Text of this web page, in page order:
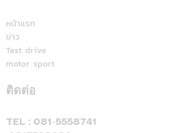
Cup™ 2026 พร้อมดีลแรง
จองและรับรถภายในวันที่
31 สิงหาคม 2569 เท่านั้น
หน้าแรก
ข่าว
Test drive
motor sport
ติดต่อ
TEL : 081-5558741